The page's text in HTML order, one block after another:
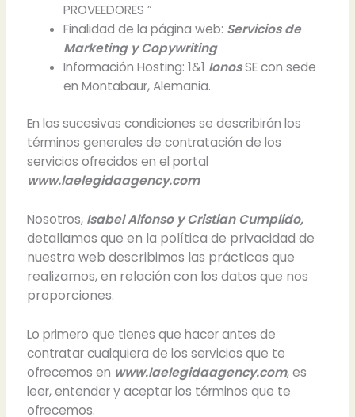
PROVEEDORES ”
Finalidad de la página web: Servicios de
Marketing y Copywriting
Información Hosting: 1&1 IonosSE con sede
en Montabaur, Alemania.
En las sucesivas condiciones se describirán los
términos generales de contratación de los
servicios ofrecidos en el portal
www.laelegidaagency.com
Nosotros, Isabel Alfonso y Cristian Cumplido,
detallamos que en la política de privacidad de
nuestra web describimos las prácticas que
realizamos, en relación con los datos que nos
proporciones.
Lo primero que tienes que hacer antes de
contratar cualquiera de los servicios que te
ofrecemos en www.laelegidaagency.com, es
leer, entender y aceptar los términos que te
ofrecemos.